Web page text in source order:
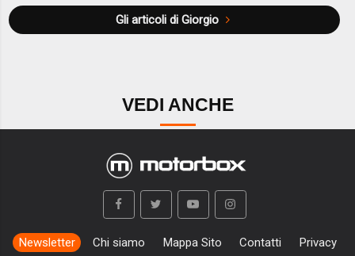
Gli articoli di Giorgio
VEDI ANCHE
Newsletter Chi siamo Mappa Sito Contatti Privacy